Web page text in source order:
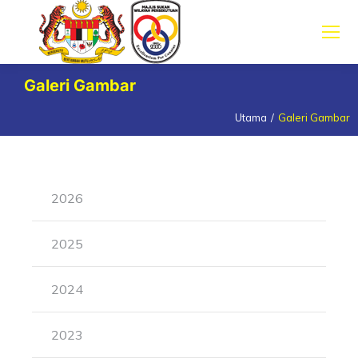
Galeri Gambar
Utama Galeri Gambar
2026
2025
2024
2023